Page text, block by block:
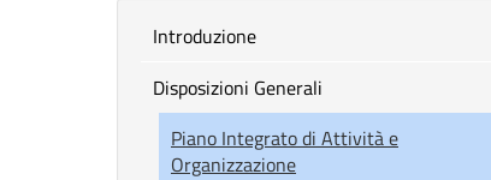
introduzione
Disposizioni Generali
Piano Integrato di Attività e
Organizzazione